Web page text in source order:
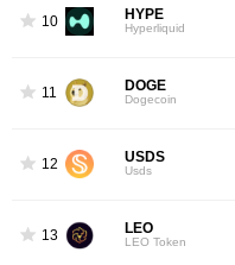
10 HYPE
Hyperliquid
11 DOGE
Dogecoin
12 USDS
Usds
13 LEO
LEO Token